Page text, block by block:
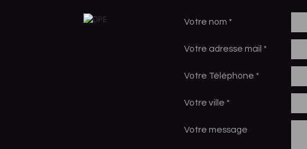
Votre nom *
Votre adresse mail *
Votre Téléphone *
Votre ville *
Votre message